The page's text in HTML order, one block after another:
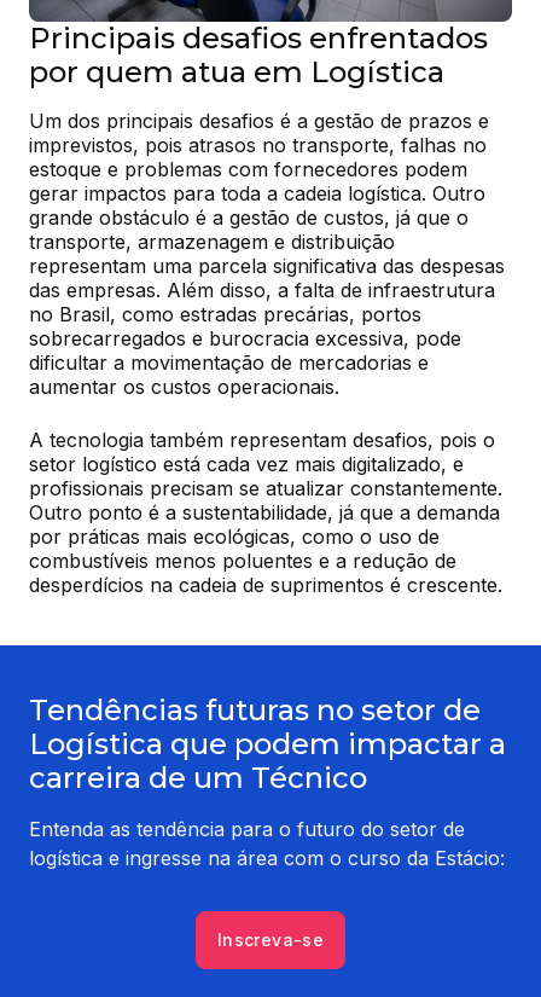
Principais desafios enfrentados
por quem atua em Logística
Um dos principais desafios é a gestão de prazos e
imprevistos, pois atrasos no transporte, falhas no
estoque e problemas com fornecedores podem
gerar impactos para toda a cadeia logística. Outro
grande obstáculo é a gestão de custos, já que o
transporte, armazenagem e distribuição
representam uma parcela significativa das despesas
das empresas. Além disso, a falta de infraestrutura
no Brasil, como estradas precárias, portos
sobrecarregados e burocracia excessiva, pode
dificultar a movimentação de mercadorias e
aumentar os custos operacionais.
A tecnologia também representam desafios, pois o
setor logístico está cada vez mais digitalizado, e
profissionais precisam se atualizar constantemente.
Outro ponto é a sustentabilidade, já que a demanda
por práticas mais ecológicas, como o uso de
combustíveis menos poluentes e a redução de
desperdícios na cadeia de suprimentos é crescente.
Tendências futuras no setor de
Logística que podem impactar a
carreira de um Técnico
Entenda as tendência para o futuro do setor de
logística e ingresse na área com o curso da Estácio:
Inscreva-se